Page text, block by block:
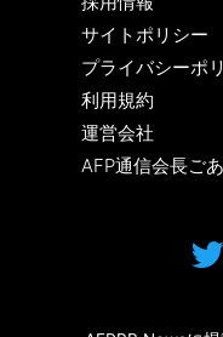
サイトポリシー
プライバシーポ
利用規約
運営会社
AFP通信会長ご